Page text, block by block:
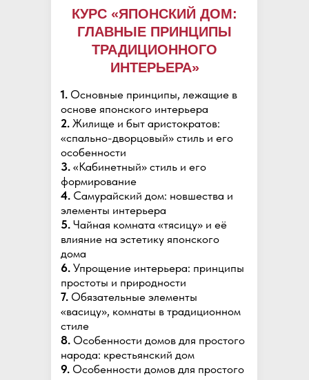
КУРС «ЯПОНСКИЙ ДОМ:
ГЛАВНЫЕ ПРИНЦИПЫ
ТРАДИЦИОННОГО
ИНТЕРЬЕРА»
1. Основные принципы, лежащие в
основе японского интерьера
2. Жилище и быт аристократов:
«спально-дворцовый» стиль и его
особенности
3. «Кабинетный» стиль и его
формирование
4. Самурайский дом: новшества и
элементы интерьера
5. Чайная комната «тясицу» и её
влияние на эстетику японского
дома
6. Упрощение интерьера: принципы
простоты и природности
7. Обязательные элементы
«васицу», комнаты в традиционном
стиле
8. Особенности домов для простого
народа: крестьянский дом
9. Особенности домов для простого